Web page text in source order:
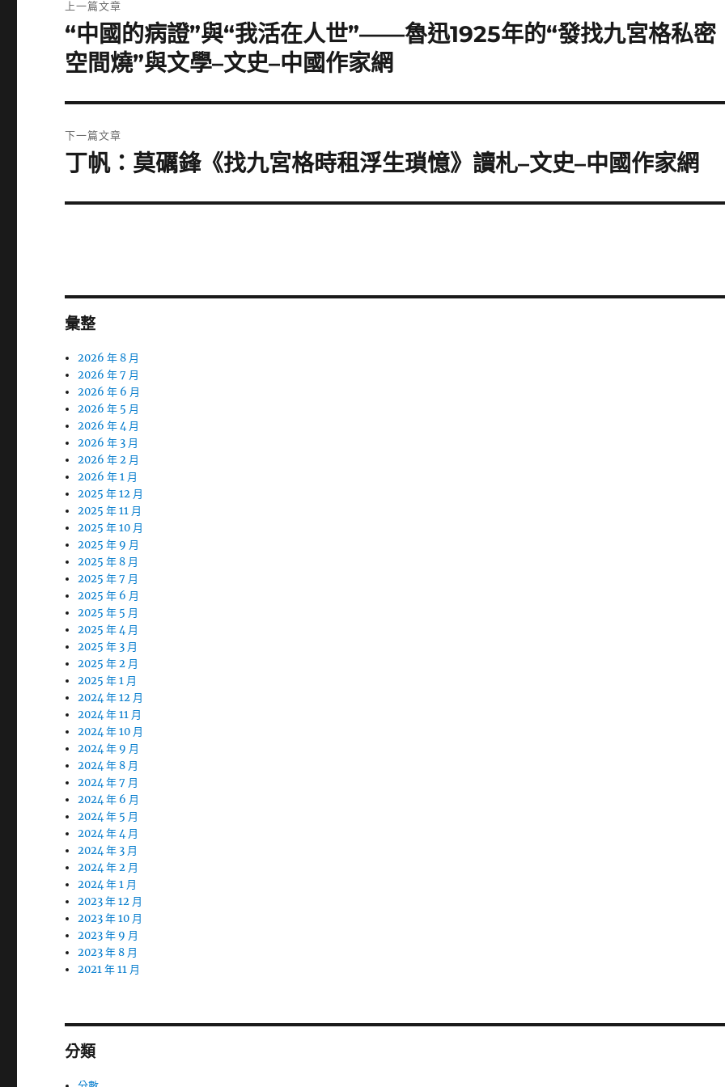
章
導
上一篇文章
上
一
篇
文
“中國的病證”與“我活在人世”——魯迅1925年的“發找九宮格私密
空間燒”與文學–文史–中國作家網
下一篇文章
下
篇
丁帆：莫礪鋒《找九宮格時租浮生瑣憶》讀札–文史–中國作家網
彙整
2026 年 8 月
2026 年 7 月
2026 年 6 月
2026 年 5 月
2026 年 4 月
2026 年 3 月
2026 年 2 月
2026 年 1 月
2025 年 12 月
2025 年 11 月
2025 年 10 月
2025 年 9 月
2025 年 8 月
2025 年 7 月
2025 年 6 月
2025 年 5 月
2025 年 4 月
2025 年 3 月
2025 年 2 月
2025 年 1 月
2024 年 12 月
2024 年 11 月
2024 年 10 月
2024 年 9 月
2024 年 8 月
2024 年 7 月
2024 年 6 月
2024 年 5 月
2024 年 4 月
2024 年 3 月
2024 年 2 月
2024 年 1 月
2023 年 12 月
2023 年 10 月
2023 年 9 月
2023 年 8 月
2021 年 11 月
分類